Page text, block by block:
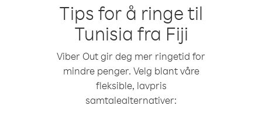
Tips for å ringe til
Tunisia fra Fiji
Viber Out gir deg mer ringetid for
mindre penger. Velg blant våre
fleksible, lavpris
samtalealternativer: